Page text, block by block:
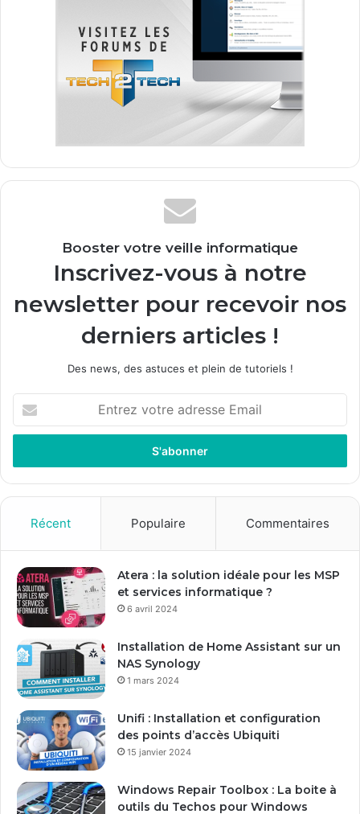
Booster votre veille informatique
Inscrivez-vous à notre
newsletter pour recevoir nos
derniers articles !
Des news, des astuces et plein de tutoriels !
t
e
z
r
e
a
d
s
e
m
a
Récent Populaire Commentaires
Atera : la solution idéale pour les MSP
et services informatique ?
6 avril 2024
Installation de Home Assistant sur un
NAS Synology
1 mars 2024
Unifi : Installation et configuration
des points d’accès Ubiquiti
15 janvier 2024
Windows Repair Toolbox : La boite à
outils du Techos pour Windows